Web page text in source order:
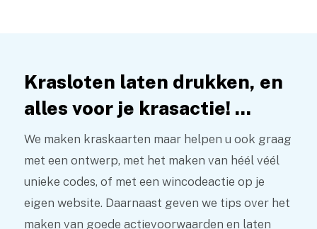
Krasloten laten drukken, en
alles voor je krasactie! ...
We maken kraskaarten maar helpen u ook graag
met een ontwerp, met het maken van héél véél
unieke codes, of met een wincodeactie op je
eigen website. Daarnaast geven we tips over het
maken van goede actievoorwaarden en laten